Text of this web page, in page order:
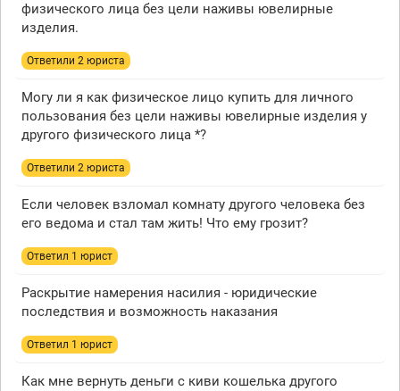
физического лица без цели наживы ювелирные
изделия.
Ответили 2 юристa
Могу ли я как физическое лицо купить для личного
пользования без цели наживы ювелирные изделия у
другого физического лица *?
Ответили 2 юристa
Если человек взломал комнату другого человека без
его ведома и стал там жить! Что ему грозит?
Ответил 1 юрист
Раскрытие намерения насилия - юридические
последствия и возможность наказания
Ответил 1 юрист
Как мне вернуть деньги с киви кошелька другого